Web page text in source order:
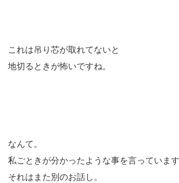
これは吊り芯が取れてないと
地切るときが怖いですね。
なんて。
私ごときが分かったような事を言っています
それはまた別のお話し。